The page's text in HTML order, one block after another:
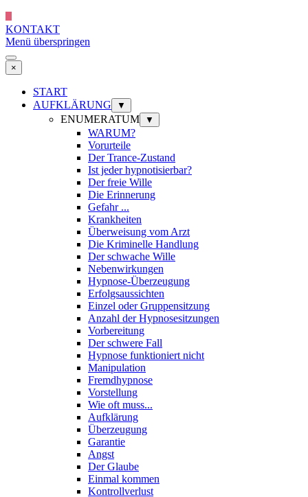
KONTAKT
Menü überspringen
×
START
AUFKLÄRUNG
▼
ENUMERATUM ▼
WARUM?
Vorurteile
Der Trance-Zustand
Ist jeder hypnotisierbar?
Der freie Wille
Die Erinnerung
Gefahr ...
Krankheiten
Überweisung vom Arzt
Die Kriminelle Handlung
Der schwache Wille
Nebenwirkungen
Hypnose-Überzeugung
Erfolgsaussichten
Einzel oder Gruppensitzung
Anzahl der Hypnosesitzungen
Vorbereitung
Der schwere Fall
Hypnose funktioniert nicht
Manipulation
Fremdhypnose
Vorstellung
Wie oft muss...
Aufklärung
Überzeugung
Garantie
Angst
Der Glaube
Einmal kommen
Kontrollverlust